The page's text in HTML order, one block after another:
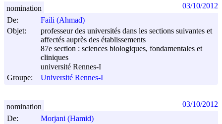
De:
Faili (Ahmad)
Objet:
professeur des universités dans les sections suivantes et
affectés auprès des établissements
87e section : sciences biologiques, fondamentales et
cliniques
université Rennes-I
Groupe:
Université Rennes-I
nomination 03/10/2012
De:
Morjani (Hamid)
nomination 03/10/2012